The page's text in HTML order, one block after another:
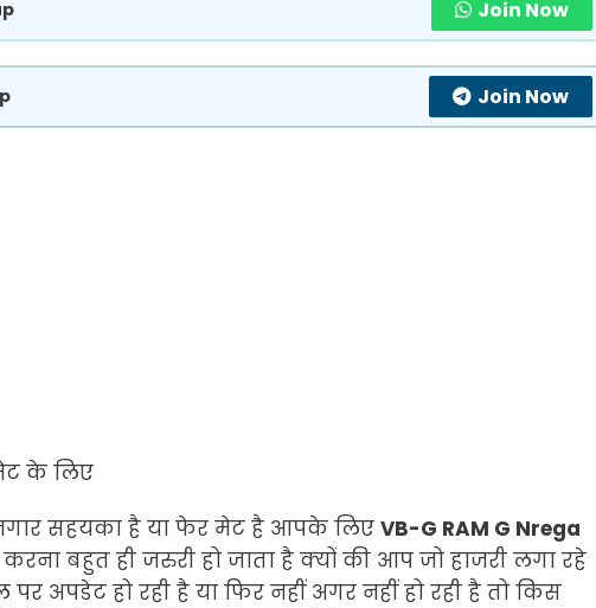
Join Now
Join Now
के लिए
सहयका है या फेर मेट है आपके लिए VB-G RAM G Nrega
करना बहुत ही जरुरी हो जाता है क्यों की आप जो हाजरी लगा रहे
पर अपडेट हो रही है या फिर नहीं अगर नहीं हो रही है तो किस